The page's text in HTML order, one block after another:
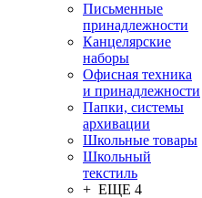
Письменные
принадлежности
Канцелярские
наборы
Офисная техника
и принадлежности
Папки, системы
архивации
Школьные товары
Школьный
текстиль
+ ЕЩЕ 4